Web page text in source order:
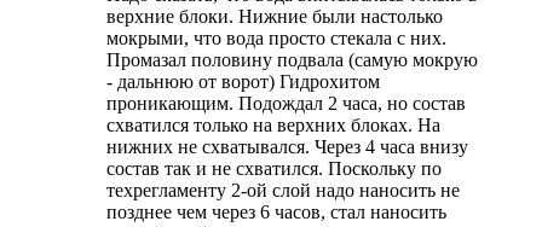
верхние блоки. Нижние были настолько
мокрыми, что вода просто стекала с них.
Промазал половину подвала (самую мокрую
- дальнюю от ворот) Гидрохитом
проникающим. Подождал 2 часа, но состав
схватился только на верхних блоках. На
нижних не схватывался. Через 4 часа внизу
состав так и не схватился. Поскольку по
техрегламенту 2-ой слой надо наносить не
позднее чем через 6 часов, стал наносить